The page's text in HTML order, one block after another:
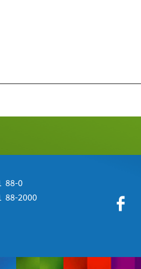
88-0
88-2000